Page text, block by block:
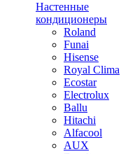
Настенные
кондиционеры
Roland
Funai
Hisense
Royal Clima
Ecostar
Electrolux
Ballu
Hitachi
Alfacool
AUX